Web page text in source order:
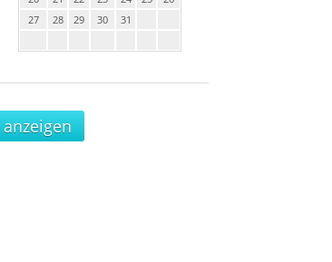
27
28 29 30 31